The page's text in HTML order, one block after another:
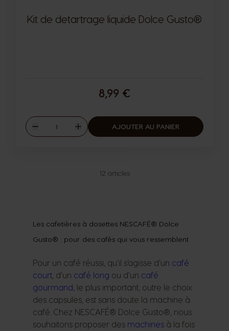
Kit de detartrage liquide Dolce Gusto®
8,99 €
Diminuer
Quantité
Augmenter
AJOUTER AU PANIER
12 articles
Les cafetières à dosettes NESCAFÉ® Dolce
Gusto® : pour des cafés qui vous ressemblent
Pour un café réussi, qu’il s’agisse d’un café
court , d’un café long ou d’un café
gourmand , le plus important, outre le choix
des capsules, est sans doute la machine à
café. Chez NESCAFÉ® Dolce Gusto®, nous
souhaitons proposer des machines à la fois